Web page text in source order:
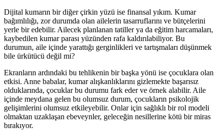
Dijital kumarın bir diğer çirkin yüzü ise finansal yıkım. Kumar
bağımlılığı, zor durumda olan ailelerin tasarruflarını ve bütçelerini
yerle bir edebilir. Ailecek planlanan tatiller ya da eğitim harcamaları,
kaybedilen kumar parası yüzünden rafa kaldırılabiliyor. Bu
durumun, aile içinde yarattığı gerginlikleri ve tartışmaları düşünmek
bile ürkütücü değil mi?
Ekranların ardındaki bu tehlikenin bir başka yönü ise çocuklara olan
etkisi. Anne babalar, kumar alışkanlıklarını gizlemekte başarısız
olduklarında, çocuklar bu durumu fark eder ve örnek alabilir. Aile
içinde meydana gelen bu olumsuz durum, çocukların psikolojik
gelişimlerini olumsuz etkileyebilir. Onlar için sağlıklı bir rol modeli
olmaktan uzaklaşan ebeveynler, geleceğin nesillerine kötü bir miras
bırakıyor.